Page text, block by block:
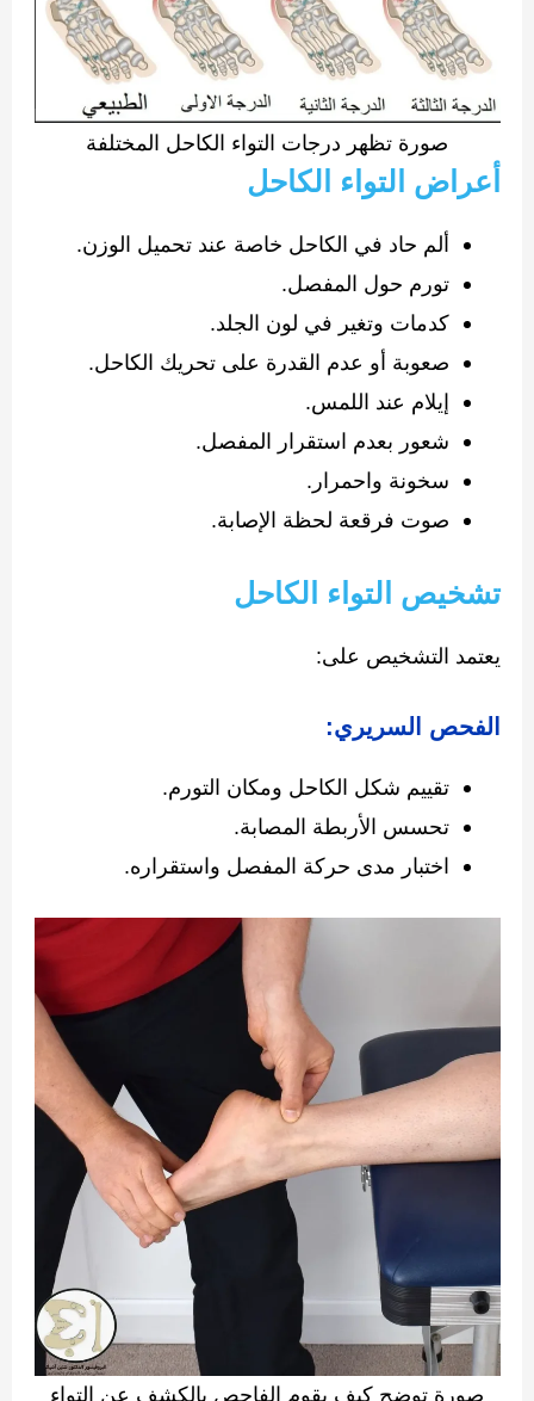
صورة تظهر درجات التواء الكاحل المختلفة
أعراض التواء الكاحل
ألم حاد في الكاحل خاصة عند تحميل الوزن.
تورم حول المفصل.
كدمات وتغير في لون الجلد.
صعوبة أو عدم القدرة على تحريك الكاحل.
إيلام عند اللمس.
شعور بعدم استقرار المفصل.
سخونة واحمرار.
صوت فرقعة لحظة الإصابة.
تشخيص التواء الكاحل
يعتمد التشخيص على:
الفحص السريري:
تقييم شكل الكاحل ومكان التورم.
تحسس الأربطة المصابة.
اختبار مدى حركة المفصل واستقراره.
صورة توضح كيف يقوم الفاحص بالكشف عن التواء